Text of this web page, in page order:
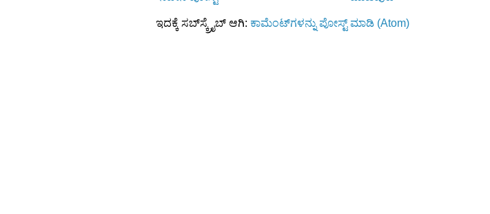
ಇದಕ್ಕೆ ಸಬ್‌ಸ್ಕ್ರೈಬ್‌ ಆಗಿ: ಕಾಮೆಂಟ್‌ಗಳನ್ನು ಪೋಸ್ಟ್ ಮಾಡಿ (Atom)